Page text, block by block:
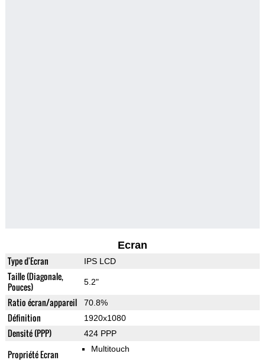
Ecran
Type d'Ecran IPS LCD
Taille (Diagonale,
Pouces)
5.2"
Ratio écran/appareil 70.8%
Définition 1920x1080
Densité (PPP) 424 PPP
Propriété Ecran Multitouch